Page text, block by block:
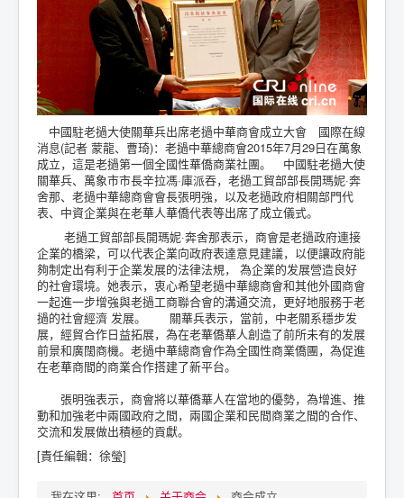
中國駐老撾大使關華兵出席老撾中華商會成立大會 國際在線
消息(記者 蒙龍、曹琦)：老撾中華總商會2015年7月29日在萬象
成立，這是老撾第一個全國性華僑商業社團。 中國駐老撾大使
關華兵、萬象市市長辛拉馮·庫派吞，老撾工貿部部長開瑪妮·奔
舍那、老撾中華總商會會長張明強，以及老撾政府相關部門代
表、中資企業與在老華人華僑代表等出席了成立儀式。
老撾工貿部部長開瑪妮·奔舍那表示，商會是老撾政府連接
企業的橋梁，可以代表企業向政府表達意見建議，以便讓政府能
夠制定出有利于企業发展的法律法規， 為企業的发展營造良好
的社會環境。她表示，衷心希望老撾中華總商會和其他外國商會
一起進一步增強與老撾工商聯合會的溝通交流，更好地服務于老
撾的社會經濟 发展。 關華兵表示，當前，中老關系穩步发
展，經貿合作日益拓展，為在老華僑華人創造了前所未有的发展
前景和廣闊商機。老撾中華總商會作為全國性商業僑團，為促進
在老華商間的商業合作搭建了新平台。
張明強表示，商會將以華僑華人在當地的優勢，為增進、推
動和加強老中兩國政府之間，兩國企業和民間商業之間的合作、
交流和发展做出積極的貢獻。
[責任編輯：徐瑩]